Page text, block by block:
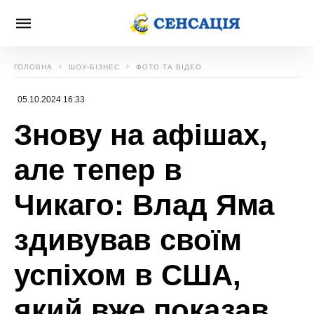
ГОЛОВНА ШОУ-БІЗНЕС ФОТО ТА ВІДЕО
05.10.2024 16:33
Знову на афішах,
але тепер в
Чикаго: Влад Яма
здивував своїм
успіхом в США,